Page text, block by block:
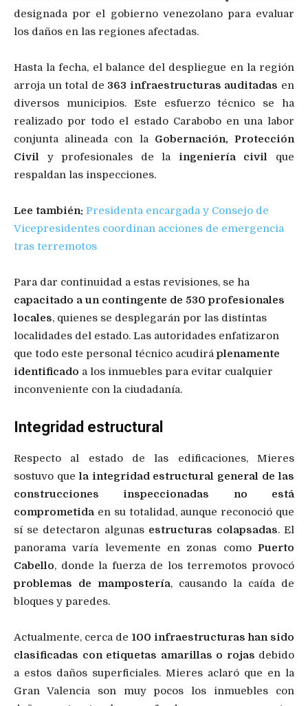
designada por el gobierno venezolano para evaluar
los daños en las regiones afectadas.
Hasta la fecha, el balance del despliegue en la región
arroja un total de 363 infraestructuras auditadas en
diversos municipios. Este esfuerzo técnico se ha
realizado por todo el estado Carabobo en una labor
conjunta alineada con la Gobernación, Protección
Civil y profesionales de la ingeniería civil que
respaldan las inspecciones.
Lee también: Presidenta encargada y Consejo de
Vicepresidentes coordinan acciones de emergencia
tras terremotos
Para dar continuidad a estas revisiones, se ha
capacitado a un contingente de 530 profesionales
locales, quienes se desplegarán por las distintas
localidades del estado. Las autoridades enfatizaron
que todo este personal técnico acudiráplenamente
identificado a los inmuebles para evitar cualquier
inconveniente con la ciudadanía.
Integridad estructural
Respecto al estado de las edificaciones, Mieres
sostuvo quela integridad estructural general de las
construcciones inspeccionadas no está
comprometidaen su totalidad, aunque reconoció que
sí se detectaron algunas estructuras colapsadas. El
panorama varía levemente en zonas como Puerto
Cabello, donde la fuerza de los terremotos provocó
problemas de mampostería, causando la caída de
bloques y paredes.
Actualmente, cerca de 100 infraestructuras han sido
clasificadas con etiquetas amarillas o rojas debido
a estos daños superficiales. Mieres aclaró que en la
Gran Valencia son muy pocos los inmuebles con